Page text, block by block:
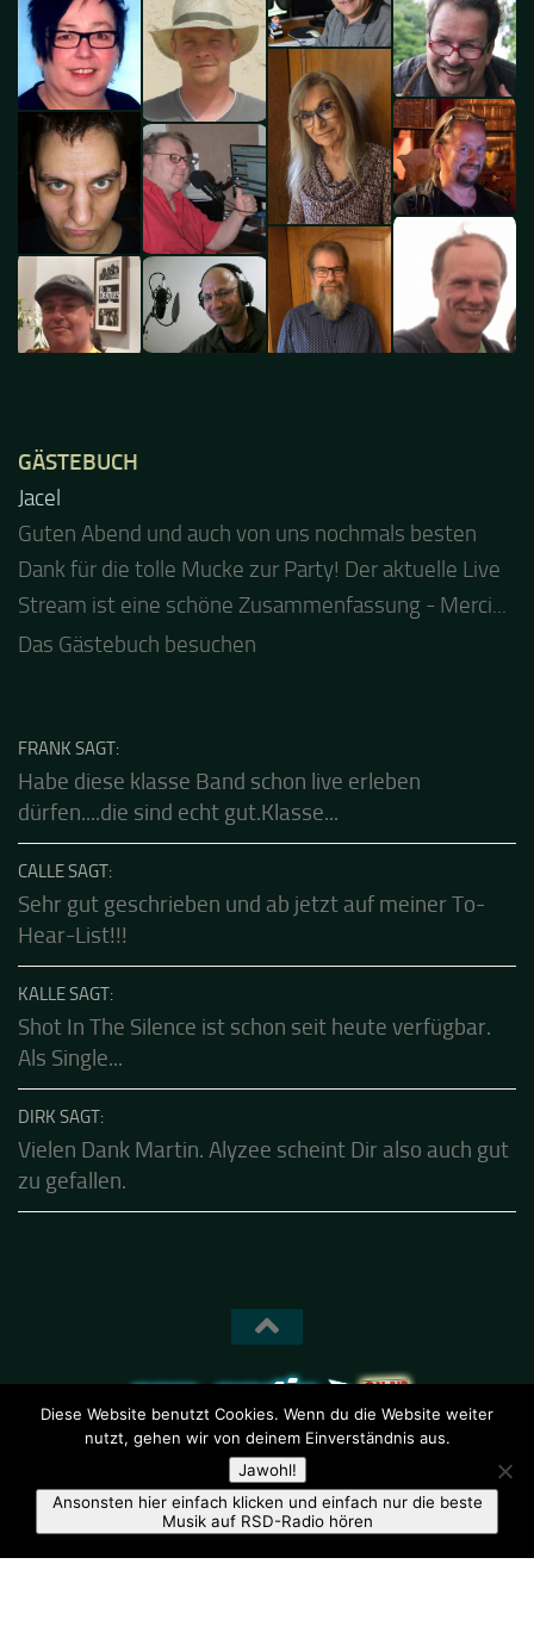
GÄSTEBUCH
Jacel
Guten Abend und auch von uns nochmals besten
Dank für die tolle Mucke zur Party! Der aktuelle Live
Stream ist eine schöne Zusammenfassung - Merci...
Das Gästebuch besuchen
FRANK SAGT:
Habe diese klasse Band schon live erleben
dürfen....die sind echt gut.Klasse...
CALLE SAGT:
Sehr gut geschrieben und ab jetzt auf meiner To-
Hear-List!!!
KALLE SAGT:
Shot In The Silence ist schon seit heute verfügbar.
Als Single...
DIRK SAGT:
Vielen Dank Martin. Alyzee scheint Dir also auch gut
zu gefallen.
RSD-Radio © 2026. Alle Rechte vorbehalten.
Diese Website benutzt Cookies. Wenn du die Website weiter
nutzt, gehen wir von deinem Einverständnis aus.
Jawohl!
Ansonsten hier einfach klicken und einfach nur die beste
Musik auf RSD-Radio hören